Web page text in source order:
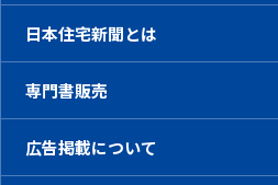
日本住宅新聞とは
専門書販売
広告掲載について